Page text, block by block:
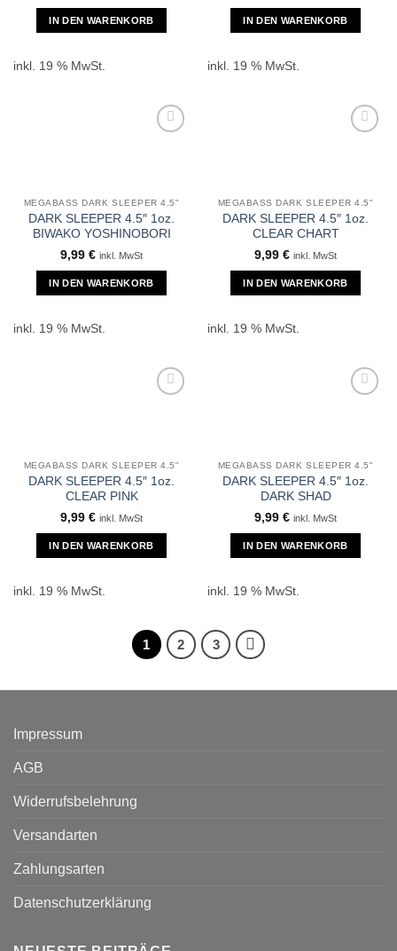
IN DEN WARENKORB
inkl. 19 % MwSt.
IN DEN WARENKORB
inkl. 19 % MwSt.
MEGABASS DARK SLEEPER 4.5"
DARK SLEEPER 4.5″ 1oz.
BIWAKO YOSHINOBORI
9,99 € inkl. MwSt
IN DEN WARENKORB
inkl. 19 % MwSt.
MEGABASS DARK SLEEPER 4.5"
DARK SLEEPER 4.5″ 1oz.
CLEAR CHART
9,99 € inkl. MwSt
IN DEN WARENKORB
inkl. 19 % MwSt.
MEGABASS DARK SLEEPER 4.5"
DARK SLEEPER 4.5″ 1oz.
CLEAR PINK
9,99 € inkl. MwSt
IN DEN WARENKORB
inkl. 19 % MwSt.
MEGABASS DARK SLEEPER 4.5"
DARK SLEEPER 4.5″ 1oz.
DARK SHAD
9,99 € inkl. MwSt
IN DEN WARENKORB
inkl. 19 % MwSt.
1 2 3
Impressum
AGB
Widerrufsbelehrung
Versandarten
Zahlungsarten
Datenschutzerklärung